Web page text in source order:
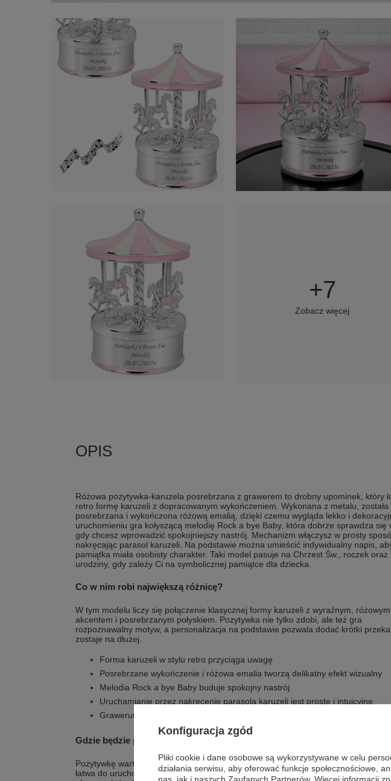
+7
Zobacz więcej
Różowa pozytywka-karuzela posrebrzana z grawerem to drobny upominek, który
retro formę karuzeli z dopracowanym wykończeniem. Wykonana z metalu, została
posrebrzana i wykończona różową emalią, dzięki czemu wygląda lekko i
uruchomieniu gra kołyszącą melodię Rock a bye Baby, która dobrze sprawdza się
gdy chcesz wprowadzić spokojniejszy nastrój. Mechanizm włączysz w prosty
nakręcając parasol karuzeli. Na podstawie można umieścić indywidualny napis,
pamiątka miała osobisty charakter. Taki model pasuje na Chrzest Św., roczek oraz
urodziny, gdy zależy Ci na symbolicznej pamiątce dla dziecka.
Co w nim robi największą różnicę?
W tym modelu liczy się połączenie klasycznej formy karuzeli z wyraźnym, różowym
akcentem i posrebrzanym połyskiem. Pozytywka nie tylko zdobi, ale też gra
rozpoznawalny motyw, a personalizacja na podstawie pozwala dodać krótki
zostaje na dłużej.
Forma karuzeli w stylu retro przyciąga uwagę
Posrebrzane wykończenie i różowa emalia tworzą delikatny efekt wizualny
Melodia Rock a bye Baby buduje spokojny nastrój
Uruchamianie przez nakręcenie parasola karuzeli jest proste i intuicyjne
Grawerunek laserowy na podstawie pomaga nadać pamiątce osobisty
Gdzie będzie prezentować się najlepiej?
Pozytywkę warto ustawić w miejscu, w którym będzie dobrze widoczna jako
łatwa do uruchomienia. Sprawdzi się na półce, komodzie lub w pokoju dziecka jako
Konfiguracja zgód
Pliki cookie i dane osobowe są wykorzystywane w celu
działania serwisu, aby oferować funkcje społecznościowe,